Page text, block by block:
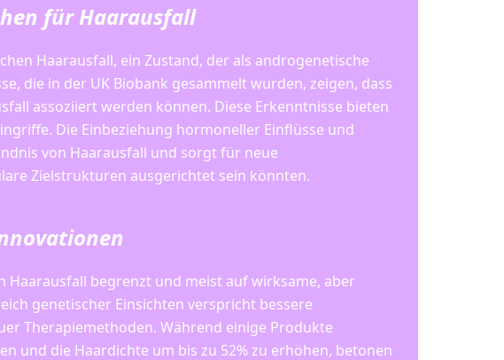
für Haarausfall
Haarausfall, ein Zustand, der als androgenetische
die in der UK Biobank gesammelt wurden, zeigen, dass
assoziiert werden können. Diese Erkenntnisse bieten
Die Einbeziehung hormoneller Einflüsse und
von Haarausfall und sorgt für neue
Zielstrukturen ausgerichtet sein könnten.
begrenzt und meist auf wirksame, aber
genetischer Einsichten verspricht bessere
Therapiemethoden. Während einige Produkte
und die Haardichte um bis zu 52% zu erhöhen, betonen